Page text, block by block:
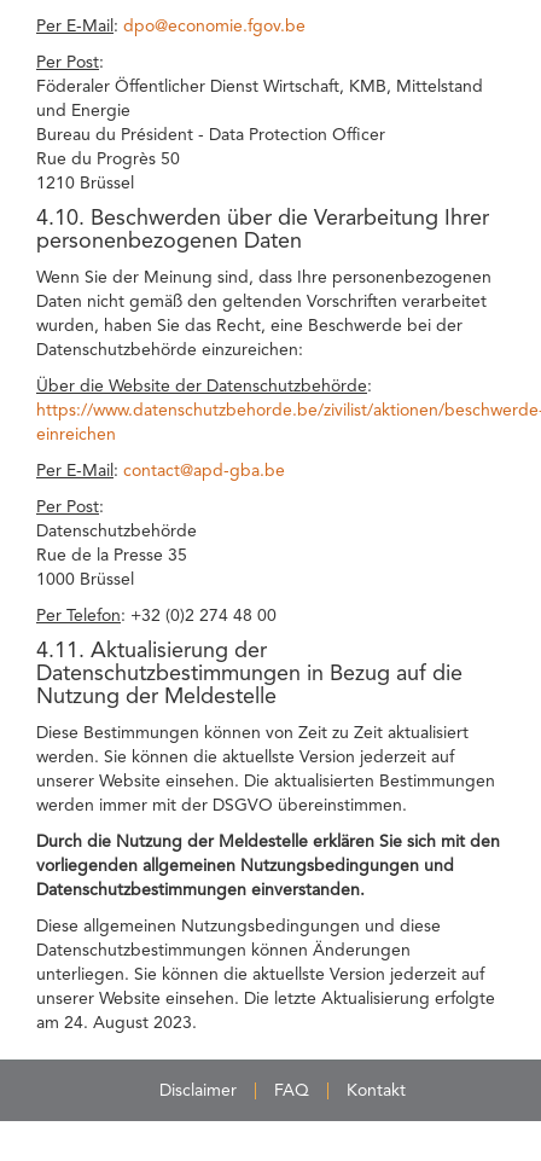
Per E-Mail : dpo@economie.fgov.be
Per Post:
Föderaler Öffentlicher Dienst Wirtschaft, KMB, Mittelstand
und Energie
Bureau du Président - Data Protection Officer
Rue du Progrès 50
1210 Brüssel
4.10. Beschwerden über die Verarbeitung Ihrer
personenbezogenen Daten
Wenn Sie der Meinung sind, dass Ihre personenbezogenen
Daten nicht gemäß den geltenden Vorschriften verarbeitet
wurden, haben Sie das Recht, eine Beschwerde bei der
Datenschutzbehörde einzureichen:
Über die Website der Datenschutzbehörde:
https://www.datenschutzbehorde.be/zivilist/aktionen/
einreichen
Per E-Mail : contact@apd-gba.be
Per Post:
Datenschutzbehörde
Rue de la Presse 35
1000 Brüssel
Per Telefon: +32 (0)2 274 48 00
4.11. Aktualisierung der
Datenschutzbestimmungen in Bezug auf die
Nutzung der Meldestelle
Diese Bestimmungen können von Zeit zu Zeit aktualisiert
werden. Sie können die aktuellste Version jederzeit auf
unserer Website einsehen. Die aktualisierten Bestimmungen
werden immer mit der DSGVO übereinstimmen.
Durch die Nutzung der Meldestelle erklären Sie sich mit den
vorliegenden allgemeinen Nutzungsbedingungen und
Datenschutzbestimmungen einverstanden.
Diese allgemeinen Nutzungsbedingungen und diese
Datenschutzbestimmungen können Änderungen
unterliegen. Sie können die aktuellste Version jederzeit auf
unserer Website einsehen. Die letzte Aktualisierung erfolgte
am 24. August 2023.
Disclaimer FAQ Kontakt